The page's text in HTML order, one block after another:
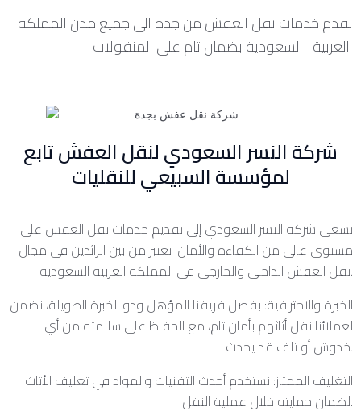
نقدم خدمات نقل العفش من جدة الى جميع مدن المملكة
شركة النسر السعودي لنقل العفش تابع
لمؤسسة السبيعي للنقليات
تسعى شركة النسر السعودي إلى تقديم خدمات نقل العفش على
مستوى عالي من الكفاءة والأمان. نعتبر من بين الرائدين في مجال
نقل العفش الداخلي والخارجي في المملكة العربية السعودية.
الخبرة والاحترافية: بفضل فريقنا المؤهل وذو الخبرة الطويلة، نضمن
لعملائنا نقل أثاثهم بأمان تام، مع الحفاظ على سلامته من أي
خدوش أو تلف قد يحدث.
التغليف الممتاز: نستخدم أحدث التقنيات والمواد في تغليف الأثاث
لضمان حمايته خلال عملية النقل.